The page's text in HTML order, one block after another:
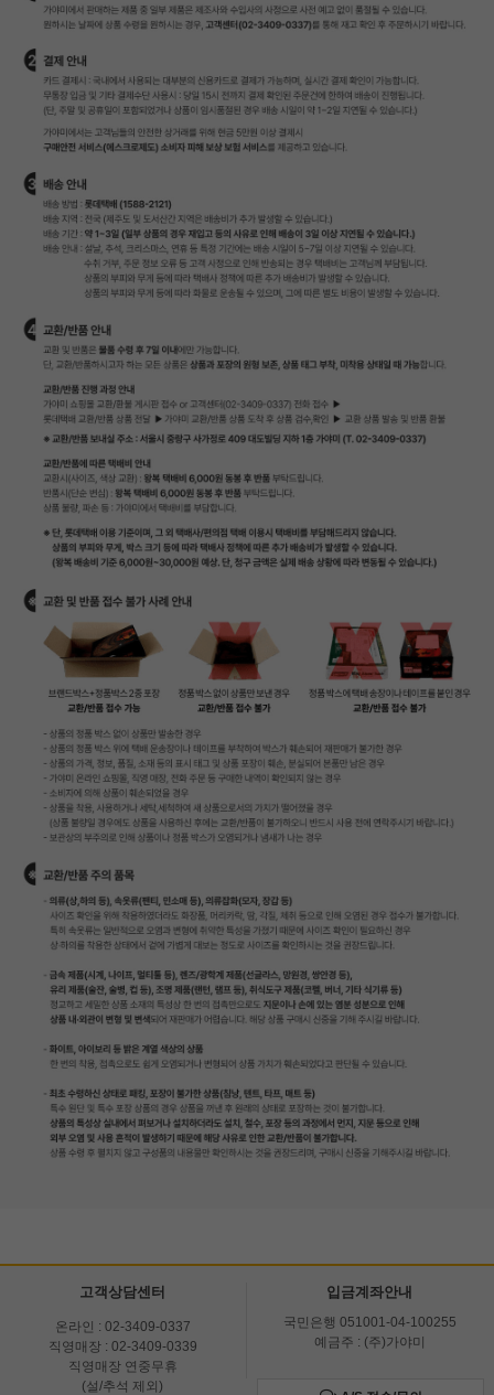
고객상담센터
온라인 : 02-3409-0337
직영매장 : 02-3409-0339
직영매장 연중무휴
(설/추석 제외)
입금계좌안내
국민은행 051001-04-100255
예금주 : (주)가야미